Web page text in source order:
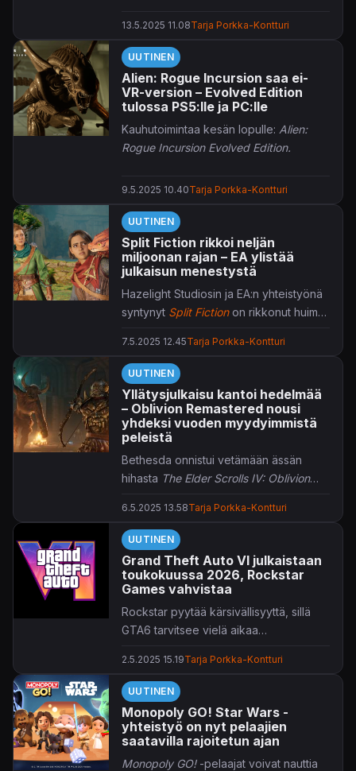
Firebreakinjulkaisua.
13.5.2025 11.08Tarja Porkka-Kontturi
UUTINEN
Alien: Rogue Incursion saa ei-
VR-version – Evolved Edition
tulossa PS5:lle ja PC:lle
Kauhutoimintaa kesän lopulle: Alien:
Rogue Incursion Evolved Edition.
9.5.2025 10.40Tarja Porkka-Kontturi
UUTINEN
Split Fiction rikkoi neljän
miljoonan rajan – EA ylistää
julkaisun menestystä
Hazelight Studiosin ja EA:n yhteistyönä
syntynyt Split Fictionon rikkonut huimat
reilussa kuukaudessa julkaisustaan.
7.5.2025 12.45Tarja Porkka-Kontturi
UUTINEN
Yllätysjulkaisu kantoi hedelmää
– Oblivion Remastered nousi
yhdeksi vuoden myydyimmistä
peleistä
Bethesda onnistui vetämään ässän
hihasta The Elder Scrolls IV: Oblivion
6.5.2025 13.58Tarja Porkka-Kontturi
UUTINEN
Grand Theft Auto VI julkaistaan
toukokuussa 2026, Rockstar
Games vahvistaa
Rockstar pyytää kärsivällisyyttä, sillä
GTA6 tarvitsee vielä aikaa
2.5.2025 15.19Tarja Porkka-Kontturi
UUTINEN
Monopoly GO! Star Wars -
yhteistyö on nyt pelaajien
saatavilla rajoitetun ajan
Monopoly GO!-pelaajat voivat nauttia